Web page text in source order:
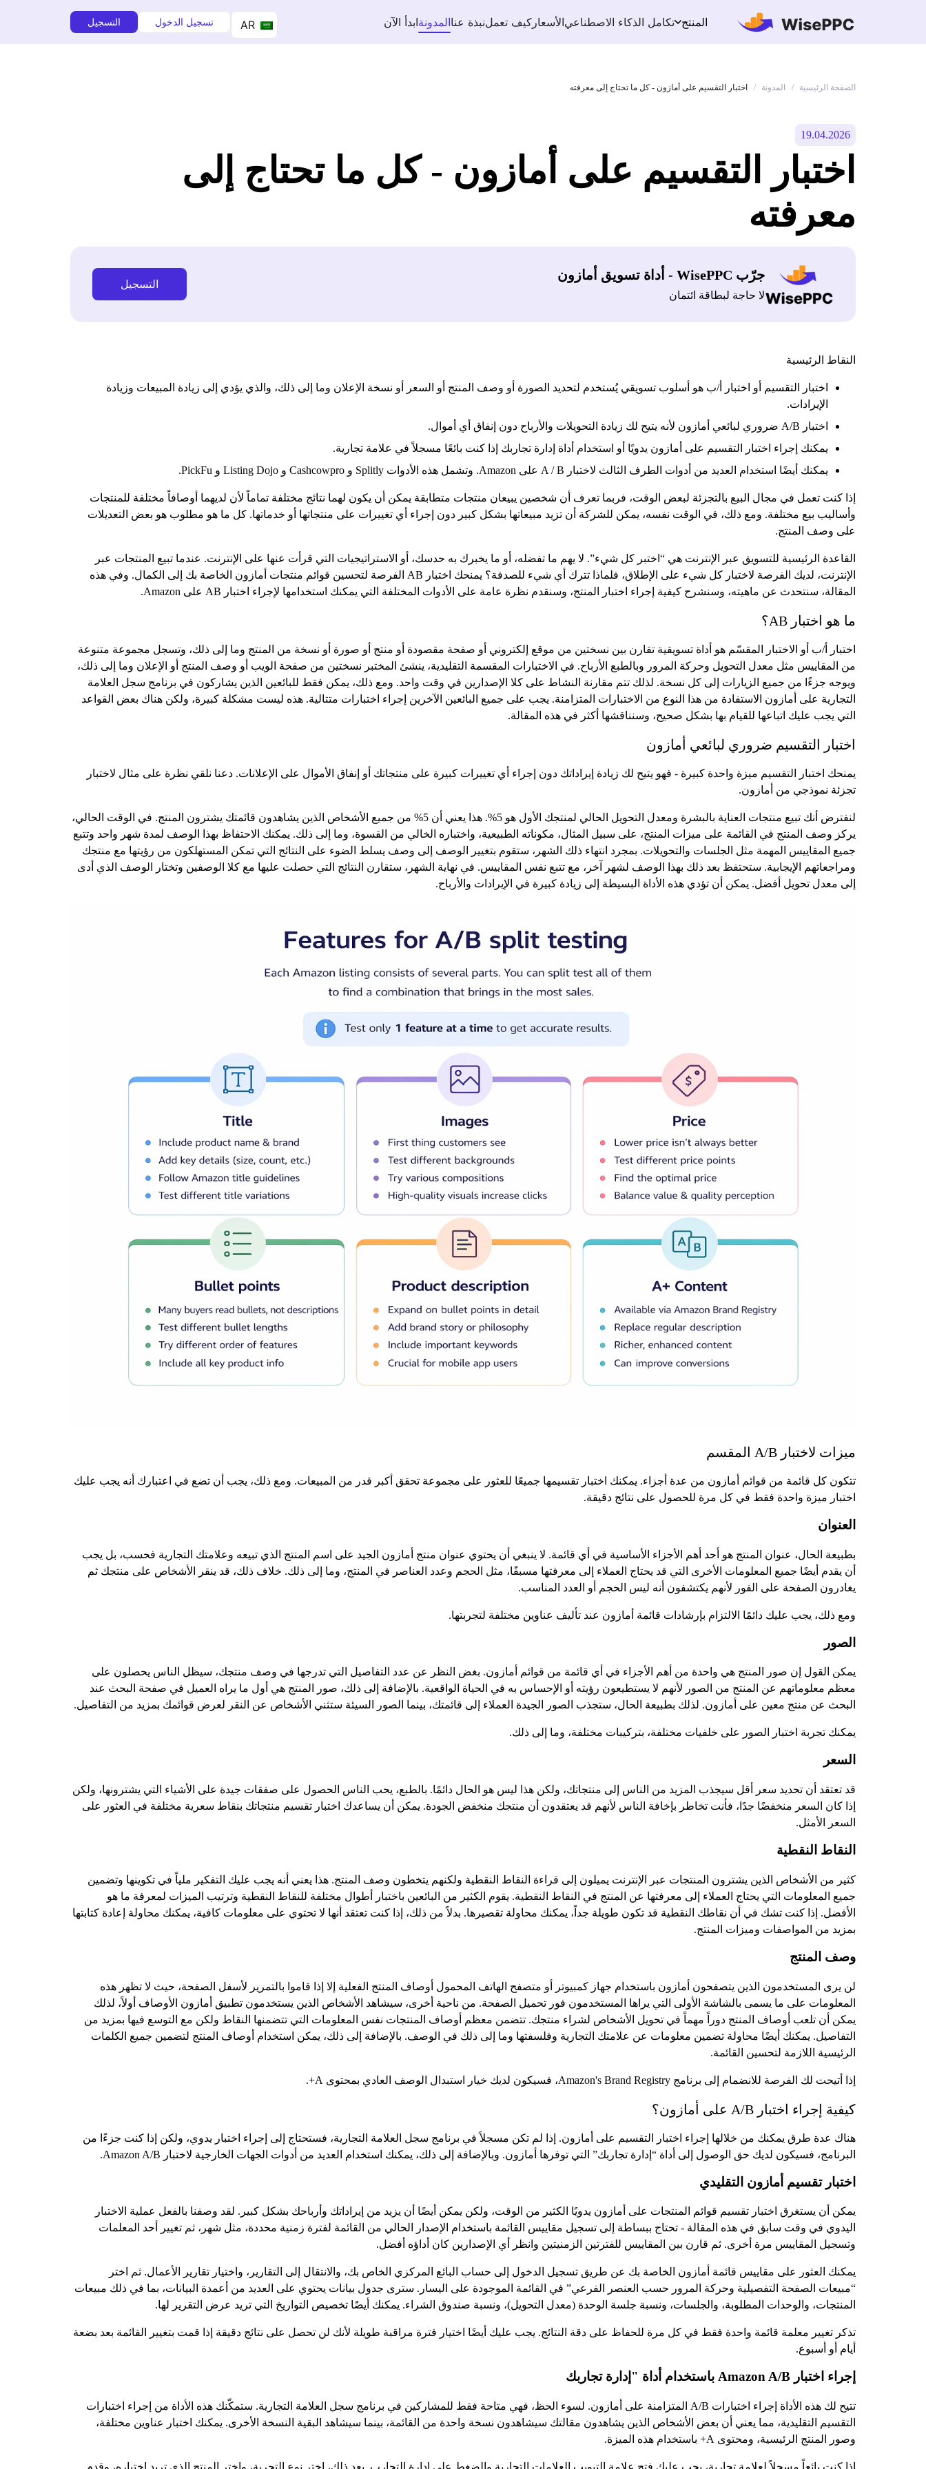
المنتج تكامل الذكاء الاصطناعيالأسعار كيف تعملنبذة عناالمدونةابدأ الآن تسجيل الدخول التسجيل
الصفحة الرئيسية / المدونة / اختبار التقسيم على أمازون - كل ما تحتاج إلى معرفته
19.04.2026
اختبار التقسيم على أمازون - كل ما تحتاج إلى
معرفته
جرّب WisePPC - أداة تسويق أمازون
لا حاجة لبطاقة ائتمان
التسجيل
النقاط الرئيسية
اختبار التقسيم أو اختبار أ/ب هو أسلوب تسويقي يُستخدم لتحديد الصورة أو وصف المنتج أو السعر أو نسخة الإعلان وما إلى ذلك، والذي يؤدي إلى زيادة المبيعات وزيادة
الإيرادات.
اختبار A/B ضروري لبائعي أمازون لأنه يتيح لك زيادة التحويلات والأرباح دون إنفاق أي أموال.
يمكنك إجراء اختبار التقسيم على أمازون يدويًا أو استخدام أداة إدارة تجاربك إذا كنت بائعًا مسجلاً في علامة تجارية.
يمكنك أيضًا استخدام العديد من أدوات الطرف الثالث لاختبار A / B على Amazon. وتشمل هذه الأدوات Splitly و Cashcowpro و Listing Dojo و PickFu.
إذا كنت تعمل في مجال البيع بالتجزئة لبعض الوقت، فربما تعرف أن شخصين يبيعان منتجات متطابقة يمكن أن يكون لهما نتائج مختلفة تماماً لأن لديهما أوصافاً مختلفة للمنتجات
وأساليب بيع مختلفة. ومع ذلك، في الوقت نفسه، يمكن للشركة أن تزيد مبيعاتها بشكل كبير دون إجراء أي تغييرات على منتجاتها أو خدماتها. كل ما هو مطلوب هو بعض التعديلات
على وصف المنتج.
القاعدة الرئيسية للتسويق عبر الإنترنت هي “اختبر كل شيء”. لا يهم ما تفضله، أو ما يخبرك به حدسك، أو الاستراتيجيات التي قرأت عنها على الإنترنت. عندما تبيع المنتجات عبر
الإنترنت، لديك الفرصة لاختبار كل شيء على الإطلاق، فلماذا تترك أي شيء للصدفة؟ يمنحك اختبار AB الفرصة لتحسين قوائم منتجات أمازون الخاصة بك إلى الكمال. وفي هذه
المقالة، سنتحدث عن ماهيته، وسنشرح كيفية إجراء اختبار المنتج، وسنقدم نظرة عامة على الأدوات المختلفة التي يمكنك استخدامها لإجراء اختبار AB على Amazon.
ما هو اختبار AB؟
اختبار أ/ب أو الاختبار المقسّم هو أداة تسويقية تقارن بين نسختين من موقع إلكتروني أو صفحة مقصودة أو منتج أو صورة أو نسخة من المنتج وما إلى ذلك، وتسجل مجموعة متنوعة
من المقاييس مثل معدل التحويل وحركة المرور وبالطبع الأرباح. في الاختبارات المقسمة التقليدية، ينشئ المختبر نسختين من صفحة الويب أو وصف المنتج أو الإعلان وما إلى ذلك،
ويوجه جزءًا من جميع الزيارات إلى كل نسخة. لذلك تتم مقارنة النشاط على كلا الإصدارين في وقت واحد. ومع ذلك، يمكن فقط للبائعين الذين يشاركون في برنامج سجل العلامة
التجارية على أمازون الاستفادة من هذا النوع من الاختبارات المتزامنة. يجب على جميع البائعين الآخرين إجراء اختبارات متتالية. هذه ليست مشكلة كبيرة، ولكن هناك بعض القواعد
التي يجب عليك اتباعها للقيام بها بشكل صحيح، وسنناقشها أكثر في هذه المقالة.
اختبار التقسيم ضروري لبائعي أمازون
يمنحك اختبار التقسيم ميزة واحدة كبيرة - فهو يتيح لك زيادة إيراداتك دون إجراء أي تغييرات كبيرة على منتجاتك أو إنفاق الأموال على الإعلانات. دعنا نلقي نظرة على مثال لاختبار
تجزئة نموذجي من أمازون.
لنفترض أنك تبيع منتجات العناية بالبشرة ومعدل التحويل الحالي لمنتجك الأول هو 5%. هذا يعني أن 5% من جميع الأشخاص الذين يشاهدون قائمتك يشترون المنتج. في الوقت الحالي،
يركز وصف المنتج في القائمة على ميزات المنتج، على سبيل المثال، مكوناته الطبيعية، واختباره الخالي من القسوة، وما إلى ذلك. يمكنك الاحتفاظ بهذا الوصف لمدة شهر واحد وتتبع
جميع المقاييس المهمة مثل الجلسات والتحويلات. بمجرد انتهاء ذلك الشهر، ستقوم بتغيير الوصف إلى وصف يسلط الضوء على النتائج التي تمكن المستهلكون من رؤيتها مع منتجك
ومراجعاتهم الإيجابية. ستحتفظ بعد ذلك بهذا الوصف لشهر آخر، مع تتبع نفس المقاييس. في نهاية الشهر، ستقارن النتائج التي حصلت عليها مع كلا الوصفين وتختار الوصف الذي أدى
إلى معدل تحويل أفضل. يمكن أن تؤدي هذه الأداة البسيطة إلى زيادة كبيرة في الإيرادات والأرباح.
ميزات لاختبار A/B المقسم
تتكون كل قائمة من قوائم أمازون من عدة أجزاء. يمكنك اختبار تقسيمها جميعًا للعثور على مجموعة تحقق أكبر قدر من المبيعات. ومع ذلك، يجب أن تضع في اعتبارك أنه يجب عليك
اختبار ميزة واحدة فقط في كل مرة للحصول على نتائج دقيقة.
العنوان
بطبيعة الحال، عنوان المنتج هو أحد أهم الأجزاء الأساسية في أي قائمة. لا ينبغي أن يحتوي عنوان منتج أمازون الجيد على اسم المنتج الذي تبيعه وعلامتك التجارية فحسب، بل يجب
أن يقدم أيضًا جميع المعلومات الأخرى التي قد يحتاج العملاء إلى معرفتها مسبقًا، مثل الحجم وعدد العناصر في المنتج، وما إلى ذلك. خلاف ذلك، قد ينقر الأشخاص على منتجك ثم
يغادرون الصفحة على الفور لأنهم يكتشفون أنه ليس الحجم أو العدد المناسب.
ومع ذلك، يجب عليك دائمًا الالتزام بإرشادات قائمة أمازون عند تأليف عناوين مختلفة لتجربتها.
الصور
يمكن القول إن صور المنتج هي واحدة من أهم الأجزاء في أي قائمة من قوائم أمازون. بغض النظر عن عدد التفاصيل التي تدرجها في وصف منتجك، سيظل الناس يحصلون على
معظم معلوماتهم عن المنتج من الصور لأنهم لا يستطيعون رؤيته أو الإحساس به في الحياة الواقعية. بالإضافة إلى ذلك، صور المنتج هي أول ما يراه العميل في صفحة البحث عند
البحث عن منتج معين على أمازون. لذلك بطبيعة الحال، ستجذب الصور الجيدة العملاء إلى قائمتك، بينما الصور السيئة ستثني الأشخاص عن النقر لعرض قوائمك بمزيد من التفاصيل.
يمكنك تجربة اختبار الصور على خلفيات مختلفة، بتركيبات مختلفة، وما إلى ذلك.
السعر
قد تعتقد أن تحديد سعر أقل سيجذب المزيد من الناس إلى منتجاتك، ولكن هذا ليس هو الحال دائمًا. بالطبع، يحب الناس الحصول على صفقات جيدة على الأشياء التي يشترونها، ولكن
إذا كان السعر منخفضًا جدًا، فأنت تخاطر بإخافة الناس لأنهم قد يعتقدون أن منتجك منخفض الجودة. يمكن أن يساعدك اختبار تقسيم منتجاتك بنقاط سعرية مختلفة في العثور على
السعر الأمثل.
النقاط النقطية
كثير من الأشخاص الذين يشترون المنتجات عبر الإنترنت يميلون إلى قراءة النقاط النقطية ولكنهم يتخطون وصف المنتج. هذا يعني أنه يجب عليك التفكير ملياً في تكوينها وتضمين
جميع المعلومات التي يحتاج العملاء إلى معرفتها عن المنتج في النقاط النقطية. يقوم الكثير من البائعين باختبار أطوال مختلفة للنقاط النقطية وترتيب الميزات لمعرفة ما هو
الأفضل. إذا كنت تشك في أن نقاطك النقطية قد تكون طويلة جداً، يمكنك محاولة تقصيرها. بدلاً من ذلك، إذا كنت تعتقد أنها لا تحتوي على معلومات كافية، يمكنك محاولة إعادة كتابتها
بمزيد من المواصفات وميزات المنتج.
وصف المنتج
لن يرى المستخدمون الذين يتصفحون أمازون باستخدام جهاز كمبيوتر أو متصفح الهاتف المحمول أوصاف المنتج الفعلية إلا إذا قاموا بالتمرير لأسفل الصفحة، حيث لا تظهر هذه
المعلومات على ما يسمى بالشاشة الأولى التي يراها المستخدمون فور تحميل الصفحة. من ناحية أخرى، سيشاهد الأشخاص الذين يستخدمون تطبيق أمازون الأوصاف أولاً، لذلك
يمكن أن تلعب أوصاف المنتج دوراً مهماً في تحويل الأشخاص لشراء منتجك. تتضمن معظم أوصاف المنتجات نفس المعلومات التي تتضمنها النقاط ولكن مع التوسع فيها بمزيد من
التفاصيل. يمكنك أيضًا محاولة تضمين معلومات عن علامتك التجارية وفلسفتها وما إلى ذلك في الوصف. بالإضافة إلى ذلك، يمكن استخدام أوصاف المنتج لتضمين جميع الكلمات
الرئيسية اللازمة لتحسين القائمة.
إذا أتيحت لك الفرصة للانضمام إلى برنامج Amazon's Brand Registry، فسيكون لديك خيار استبدال الوصف العادي بمحتوى A+.
كيفية إجراء اختبار A/B على أمازون؟
هناك عدة طرق يمكنك من خلالها إجراء اختبار التقسيم على أمازون. إذا لم تكن مسجلاً في برنامج سجل العلامة التجارية، فستحتاج إلى إجراء اختبار يدوي، ولكن إذا كنت جزءًا من
البرنامج، فسيكون لديك حق الوصول إلى أداة “إدارة تجاربك” التي توفرها أمازون. وبالإضافة إلى ذلك، يمكنك استخدام العديد من أدوات الجهات الخارجية لاختبار Amazon A/B.
اختبار تقسيم أمازون التقليدي
يمكن أن يستغرق اختبار تقسيم قوائم المنتجات على أمازون يدويًا الكثير من الوقت، ولكن يمكن أيضًا أن يزيد من إيراداتك وأرباحك بشكل كبير. لقد وصفنا بالفعل عملية الاختبار
اليدوي في وقت سابق في هذه المقالة - تحتاج ببساطة إلى تسجيل مقاييس القائمة باستخدام الإصدار الحالي من القائمة لفترة زمنية محددة، مثل شهر، ثم تغيير أحد المعلمات
وتسجيل المقاييس مرة أخرى. ثم قارن بين المقاييس للفترتين الزمنيتين وانظر أي الإصدارين كان أداؤه أفضل.
يمكنك العثور على مقاييس قائمة أمازون الخاصة بك عن طريق تسجيل الدخول إلى حساب البائع المركزي الخاص بك، والانتقال إلى التقارير، واختيار تقارير الأعمال. ثم اختر
“مبيعات الصفحة التفصيلية وحركة المرور حسب العنصر الفرعي” في القائمة الموجودة على اليسار. سترى جدول بيانات يحتوي على العديد من أعمدة البيانات، بما في ذلك مبيعات
المنتجات، والوحدات المطلوبة، والجلسات، ونسبة جلسة الوحدة (معدل التحويل)، ونسبة صندوق الشراء. يمكنك أيضًا تخصيص التواريخ التي تريد عرض التقرير لها.
تذكر تغيير معلمة قائمة واحدة فقط في كل مرة للحفاظ على دقة النتائج. يجب عليك أيضًا اختيار فترة مراقبة طويلة لأنك لن تحصل على نتائج دقيقة إذا قمت بتغيير القائمة بعد بضعة
أيام أو أسبوع.
إجراء اختبار Amazon A/B باستخدام أداة "إدارة تجاربك
تتيح لك هذه الأداة إجراء اختبارات A/B المتزامنة على أمازون. لسوء الحظ، فهي متاحة فقط للمشاركين في برنامج سجل العلامة التجارية. ستمكّنك هذه الأداة من إجراء اختبارات
التقسيم التقليدية، مما يعني أن بعض الأشخاص الذين يشاهدون مقالتك سيشاهدون نسخة واحدة من القائمة، بينما سيشاهد البقية النسخة الأخرى. يمكنك اختبار عناوين مختلفة،
وصور المنتج الرئيسية، ومحتوى A+ باستخدام هذه الميزة.
إذا كنت بائعاً مسجلاً لعلامة تجارية، يجب عليك فتح علامة التبويب العلامات التجارية والضغط على إدارة التجارب. بعد ذلك، اختر نوع التجربة، واختر المنتج الذي تريد اختباره، وقدم